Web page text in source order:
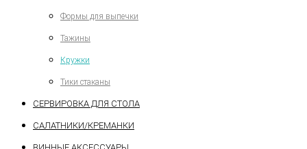
Формы для выпечки
Тажины
Кружки
Тики стаканы
СЕРВИРОВКА ДЛЯ СТОЛА
САЛАТНИКИ/КРЕМАНКИ